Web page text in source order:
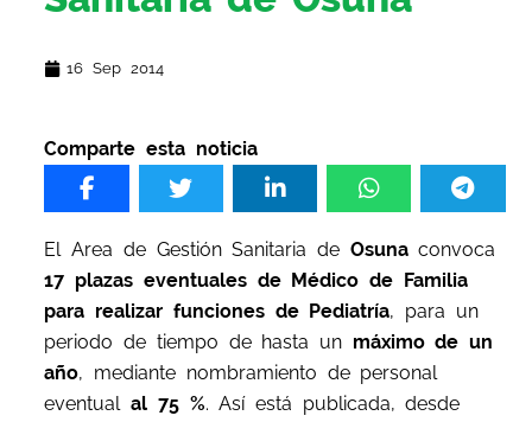
16 Sep 2014
Comparte esta noticia
El Area de Gestión Sanitaria de Osunaconvoca
17 plazas eventuales de Médico de Familia
para realizar funciones de Pediatría, para un
periodo de tiempo de hasta un máximo de un
año, mediante nombramiento de personal
eventualal 75 %. Así está publicada, desde